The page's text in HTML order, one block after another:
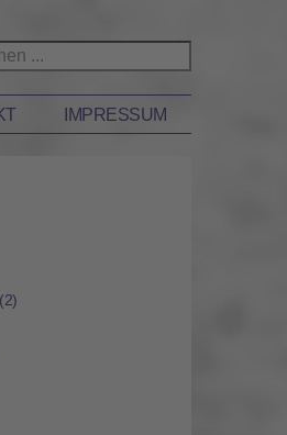
IMPRESSUM